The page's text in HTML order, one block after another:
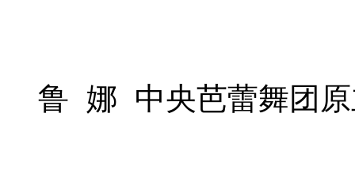
鲁 娜 中央芭蕾舞团原